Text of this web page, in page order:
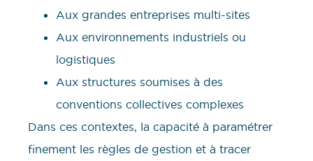
Aux grandes entreprises multi-sites
Aux environnements industriels ou
logistiques
Aux structures soumises à des
conventions collectives complexes
Dans ces contextes, la capacité à paramétrer
finement les règles de gestion et à tracer